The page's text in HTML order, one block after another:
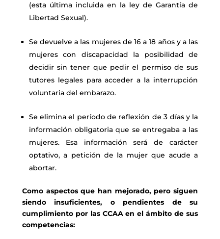
(esta última incluida en la ley de Garantía de
Libertad Sexual).
Se devuelve a las mujeres de 16 a 18 años y a las
mujeres con discapacidad la posibilidad de
decidir sin tener que pedir el permiso de sus
tutores legales para acceder a la interrupción
voluntaria del embarazo.
Se elimina el período de reflexión de 3 días y la
información obligatoria que se entregaba a las
mujeres. Esa información será de carácter
optativo, a petición de la mujer que acude a
abortar.
Como aspectos que han mejorado, pero siguen
siendo insuficientes, o pendientes de su
cumplimiento por las CCAA en el ámbito de sus
competencias: